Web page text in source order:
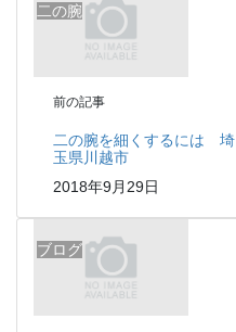
二の腕
前の記事
二の腕を細くするには 埼
玉県川越市
2018年9月29日
ブログ